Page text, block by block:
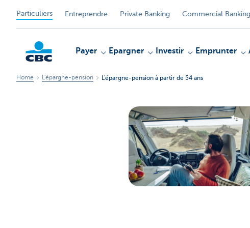
Particuliers Entreprendre Private Banking Commercial Banking
Payer Epargner Investir Emprunter
Home L'épargne-pension L'épargne-pension à partir de 54 ans